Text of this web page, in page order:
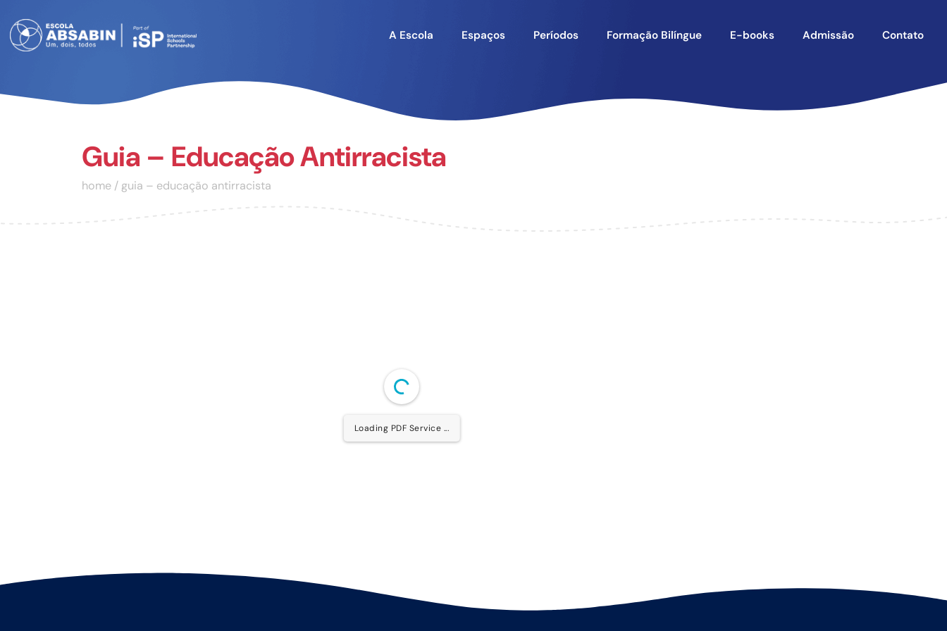
A Escola Espaços Períodos Formação Bilíngue E-books Admissão Contato
Guia – Educação Antirracista
home/ guia – educação antirracista
Loading PDF Service ...